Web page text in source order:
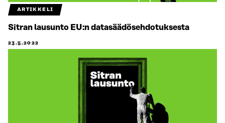
ARTIKKELI
Sitran lausunto EU:n datasäädösehdotuksesta
23.5.2022